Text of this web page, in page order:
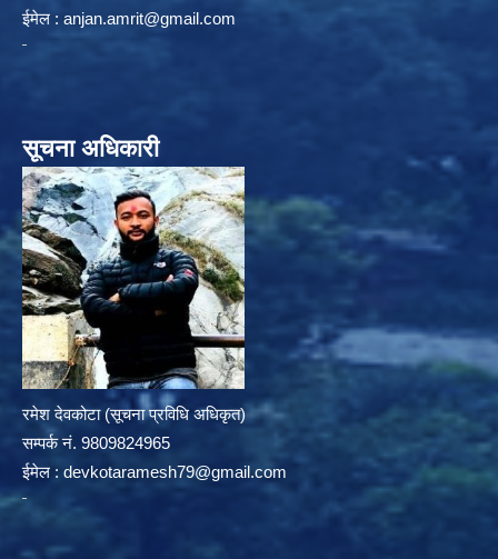
ईमेल : anjan.amrit@gmail.com
सूचना अधिकारी
रमेश देवकोटा (सूचना प्रविधि अधिकृत)
सम्पर्क न‌ं. 9809824965
ईमेल : devkotaramesh79@gmail.com